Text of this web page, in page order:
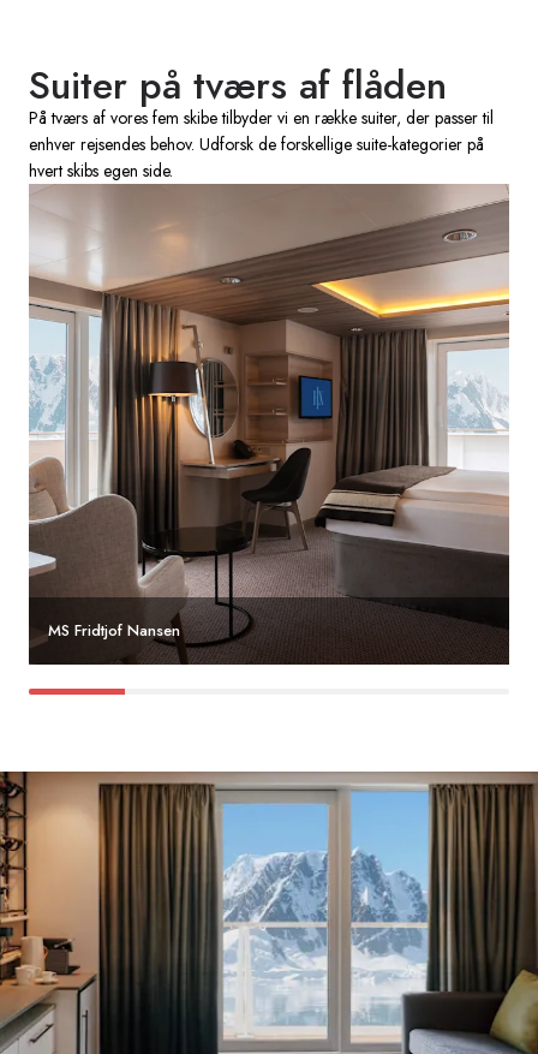
Suiter på tværs af flåden
På tværs af vores fem skibe tilbyder vi en række suiter, der passer til
enhver rejsendes behov. Udforsk de forskellige suite-kategorier på
hvert skibs egen side.
MS Fridtjof Nansen